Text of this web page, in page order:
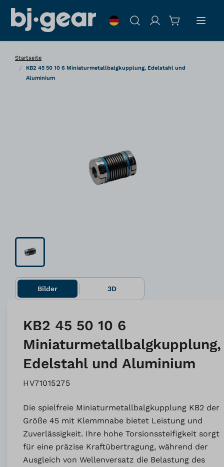
Suche
Startseite
/
KB2 45 50 10 6 Miniaturmetallbalgkupplung, Edelstahl und
Aluminium
Bilder 3D
KB2 45 50 10 6
Miniaturmetallbalgkupplung,
Edelstahl und Aluminium
HV71015275
Die spielfreie Miniaturmetallbalgkupplung KB2 der
Größe 45 mit Klemmnabe bietet Leistung und
Zuverlässigkeit. Ihre hohe Torsionssteifigkeit sorgt
für eine präzise Kraftübertragung, während der
Ausgleich von Wellenversatz die Belastung des